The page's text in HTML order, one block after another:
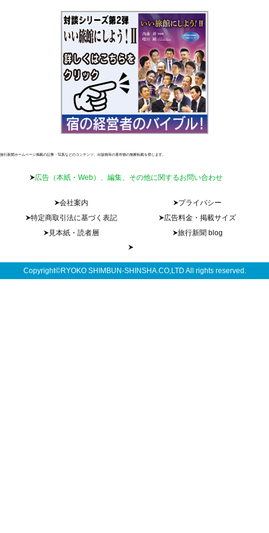
旅行新聞ホームページ掲載の記事・写真などのコンテンツ、出版物等の著作物の無断転載を禁じます。
広告（本紙・Web）、編集、その他に関するお問い合わせ
会社案内
プライバシー
特定商取引法に基づく表記
広告料金・掲載サイズ
見本紙・読者層
旅行新聞 blog
Copyright©RYOKO SHIMBUN-SHINSHA.CO,LTD All rights reserved.